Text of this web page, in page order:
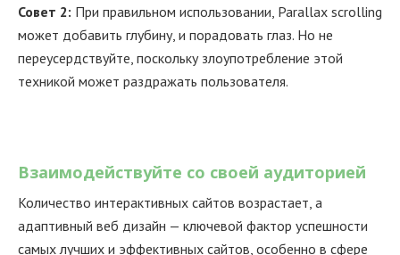
Совет 2: При правильном использовании, Parallax scrolling
может добавить глубину, и порадовать глаз. Но не
переусердствуйте, поскольку злоупотребление этой
техникой может раздражать пользователя.
Взаимодействуйте со своей аудиторией
Количество интерактивных сайтов возрастает, а
адаптивный веб дизайн — ключевой фактор успешности
самых лучших и эффективных сайтов, особенно в сфере